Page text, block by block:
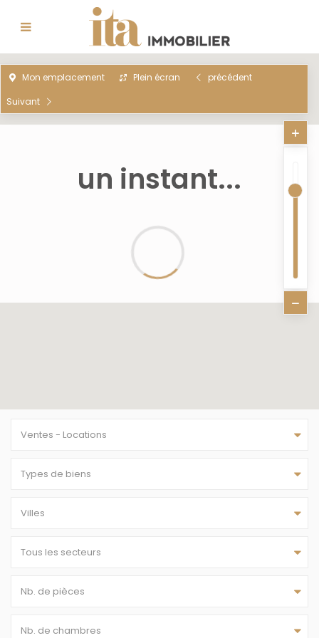
Ventes - Locations
Types de biens
Villes
Tous les secteurs
Nb. de pièces
Nb. de chambres
un instant...
Mon emplacement Plein écran
précédent
Suivant